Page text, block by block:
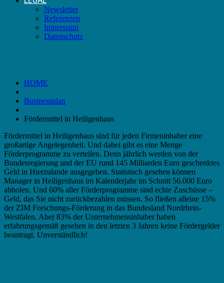
Newsletter
Referenzen
Impressum
Datenschutz
HOME
Businessplan
Fördermittel in Heiligenhaus
Fördermittel in Heiligenhaus sind für jeden Firmeninhaber eine
großartige Angelegenheit. Und dabei gibt es eine Menge
Förderprogramme zu verteilen. Denn jährlich werden von der
Bundesregierung und der EU rund 145 Milliarden Euro geschenktes
Geld in Hierzulande ausgegeben. Statistisch gesehen können
Manager in Heiligenhaus im Kalenderjahr im Schnitt 56.000 Euro
abholen. Und 60% aller Förderprogramme sind echte Zuschüsse –
Geld, das Sie nicht zurückbezahlen müssen. So fließen alleine 15%
der ZIM Forschungs-Förderung in das Bundesland Nordrhein-
Westfalen. Aber 83% der Unternehmensinhaber haben
erfahrungsgemäß gesehen in den letzten 3 Jahren keine Fördergelder
beantragt. Unverständlich!